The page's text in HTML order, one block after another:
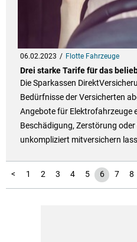
06.02.2023 Flotte Fahrzeuge
Drei starke Tarife für das
Die Sparkassen
Bedürfnisse der Versicherten
Angebote für Elektrofahrzeuge
Beschädigung, Zerstörung
unkompliziert mitversichern
< 1 2 3 4 5 6 7 8
11